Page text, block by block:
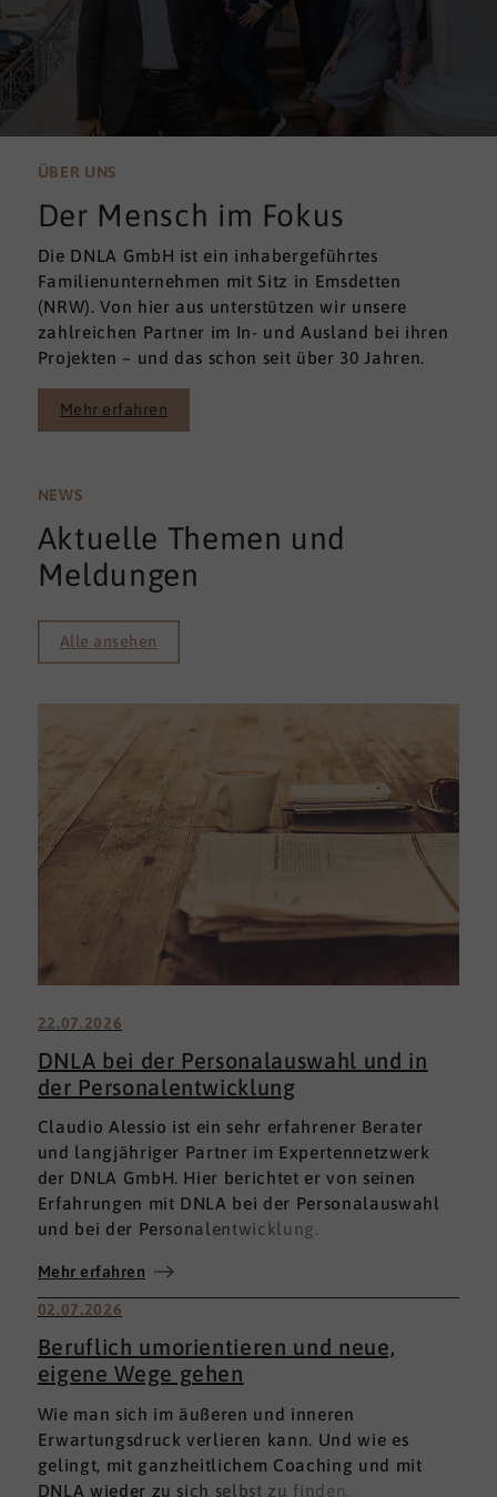
ÜBER UNS
Der Mensch im Fokus
Die DNLA GmbH ist ein inhabergeführtes
Familienunternehmen mit Sitz in Emsdetten
(NRW). Von hier aus unterstützen wir unsere
zahlreichen Partner im In- und Ausland bei ihren
Projekten – und das schon seit über 30 Jahren.
Mehr erfahren
NEWS
Aktuelle Themen und
Meldungen
Alle ansehen
22.07.2026
DNLA bei der Personalauswahl und in
der Personalentwicklung
Claudio Alessio ist ein sehr erfahrener Berater
und langjähriger Partner im Expertennetzwerk
der DNLA GmbH. Hier berichtet er von seinen
Erfahrungen mit DNLA bei der Personalauswahl
und bei der Personalentwicklung.
Mehr erfahren
02.07.2026
Beruflich umorientieren und neue,
eigene Wege gehen
Wie man sich im äußeren und inneren
Erwartungsdruck verlieren kann. Und wie es
gelingt, mit ganzheitlichem Coaching und mit
DNLA wieder zu sich selbst zu finden.